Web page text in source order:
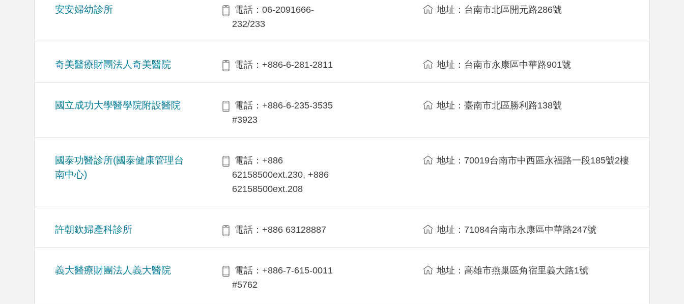
安安婦幼診所
電話：06-2091666-
232/233
地址：台南市北區開元路286號
奇美醫療財團法人奇美醫院 電話：+886-6-281-2811 地址：台南市永康區中華路901號
國立成功大學醫學院附設醫院
電話：+886-6-235-3535
#3923
地址：臺南市北區勝利路138號
國泰功醫診所(國泰健康管理台
南中心)
電話：+886
62158500ext.230, +886
62158500ext.208
地址：70019台南市中西區永福路一段185號2樓
許朝欽婦產科診所 電話：+886 63128887 地址：71084台南市永康區中華路247號
義大醫療財團法人義大醫院
電話：+886-7-615-0011
#5762
地址：高雄市燕巢區角宿里義大路1號